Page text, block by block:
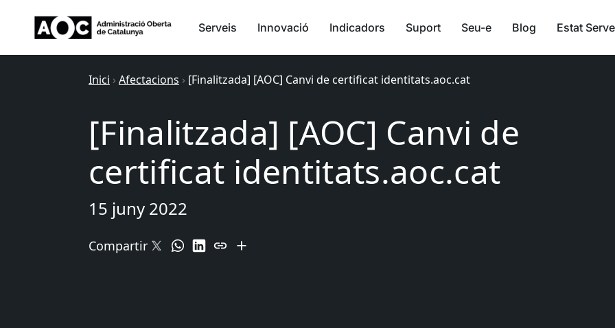
Serveis Innovació Indicadors Suport Seu-e Blog Estat
Inici › Afectacions › [Finalitzada] [AOC] Canvi de certificat identitats.aoc.cat
[Finalitzada] [AOC] Canvi de
certificat identitats.aoc.cat
15 juny 2022
Compartir